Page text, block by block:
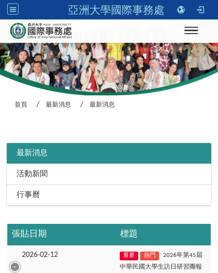
亞洲大學國際事務處
Toggle
首頁 最新消息 最新消息
最新消息
活動新聞
行事曆
張貼日期 標題
2026-02-12 重要 熱門
2026年第45屆
中華民國大學生訪日研習團報